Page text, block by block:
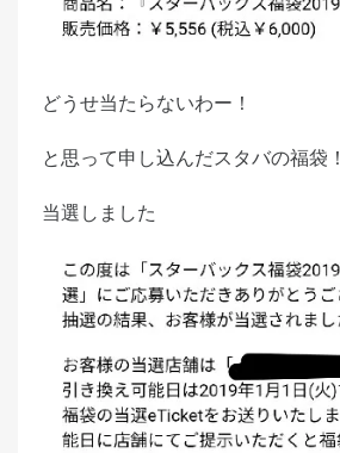
どうせ当たらないわー！
と思って申し込んだスタバの福袋！
当選しました